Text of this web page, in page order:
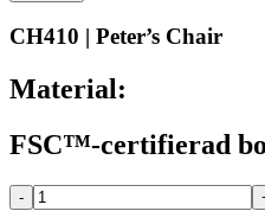
CH410 | Peter’s Chair
Material:
FSC™-certifierad
-